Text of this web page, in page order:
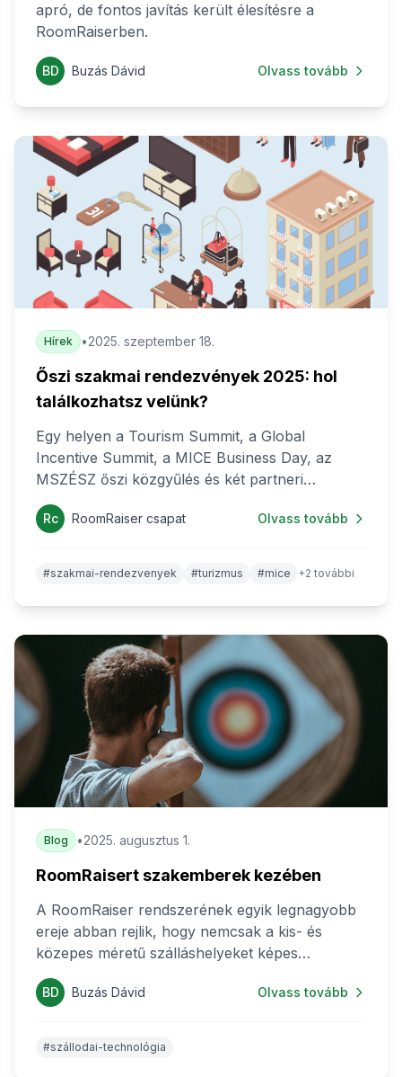
apró, de fontos javítás került élesítésre a
RoomRaiserben.
BD Buzás Dávid Olvass tovább
Hírek •2025. szeptember 18.
Őszi szakmai rendezvények 2025: hol
találkozhatsz velünk?
Egy helyen a Tourism Summit, a Global
Incentive Summit, a MICE Business Day, az
MSZÉSZ őszi közgyűlés és két partneri
esemény, ahol a RoomRaiser is jelen lesz 2025
őszén.
Rc RoomRaiser csapat Olvass tovább
#szakmai-rendezvenyek #turizmus #mice +2 további
Blog •2025. augusztus 1.
RoomRaisert szakemberek kezében
A RoomRaiser rendszerének egyik legnagyobb
ereje abban rejlik, hogy nemcsak a kis- és
közepes méretű szálláshelyeket képes
támogatni az árazási folyamataik
optimalizálásában, hanem kifejezetten releváns
szakemberek, revenue managerek és árazási
BD Buzás Dávid Olvass tovább
#szállodai-technológia